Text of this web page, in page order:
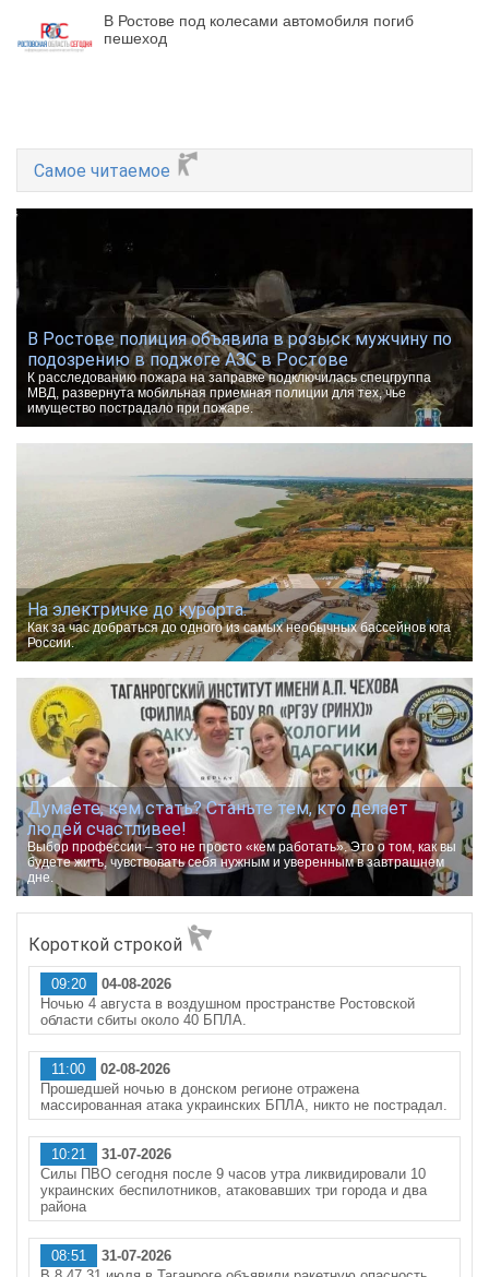
В Ростове под колесами автомобиля погиб
пешеход
Самое читаемое
В Ростове полиция объявила в розыск мужчину по
подозрению в поджоге АЗС в Ростове
К расследованию пожара на заправке подключилась спецгруппа
МВД, развернута мобильная приемная полиции для тех, чье
имущество пострадало при пожаре.
На электричке до курорта.
Как за час добраться до одного из самых необычных бассейнов юга
России.
Думаете, кем стать? Станьте тем, кто делает
людей счастливее!
Выбор профессии – это не просто «кем работать». Это о том, как вы
будете жить, чувствовать себя нужным и уверенным в завтрашнем
дне.
Короткой строкой
09:20
04-08-2026
Ночью 4 августа в воздушном пространстве Ростовской
области сбиты около 40 БПЛА.
11:00
02-08-2026
Прошедшей ночью в донском регионе отражена
массированная атака украинских БПЛА, никто не пострадал.
10:21
31-07-2026
Силы ПВО сегодня после 9 часов утра ликвидировали 10
украинских беспилотников, атаковавших три города и два
района
08:51
31-07-2026